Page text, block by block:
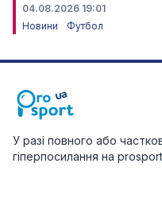
04.08.2026 19:01
Новини
Футбол
У разі повного або
гіперпосилання на